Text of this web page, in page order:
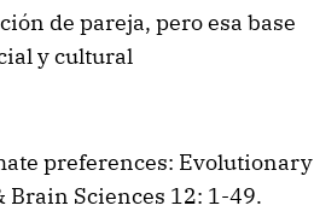
de pareja, pero esa base
y cultural
preferences: Evolutionary
Brain Sciences 12: 1-49.